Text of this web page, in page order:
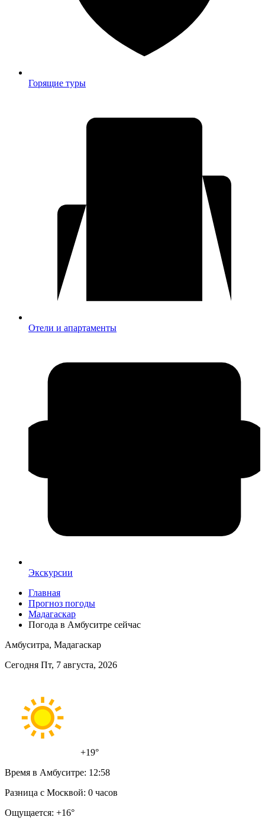
Горящие туры
Отели и апартаменты
Экскурсии
Главная
Прогноз погоды
Мадагаскар
Погода в Амбуситре сейчас
Амбуситра, Мадагаскар
Сегодня Пт, 7 августа, 2026
+19°
Время в Амбуситре: 12:58
Разница с Москвой: 0 часов
Ощущается: +16°